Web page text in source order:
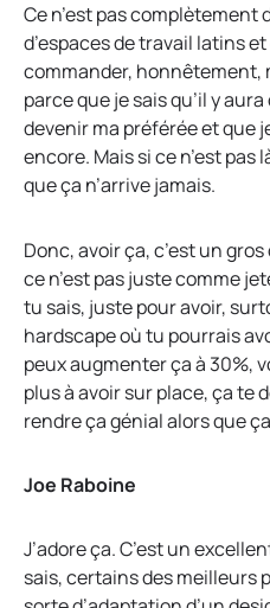
Ce n’est pas
d’espaces de travail latins et
commander, honnêtement,
parce que je sais qu’il y
devenir ma préférée et que
encore. Mais si ce n’est
que ça n’arrive jamais.
Donc, avoir ça, c’est un
ce n’est pas juste comme
tu sais, juste pour avoir,
hardscape où tu pourrais
peux augmenter ça à 30%,
plus à avoir sur place, ça te
rendre ça génial alors que
Joe Raboine
J’adore ça. C’est un
sais, certains des meilleurs